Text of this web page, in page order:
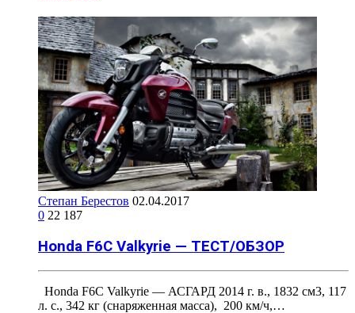
Степан Берестов 02.04.2017
0 22 187
Honda F6C Valkyrie — ТЕСТ/ОБЗОР
Honda F6C Valkyrie — АСГАРД 2014 г. в., 1832 см3, 117
л. с., 342 кг (снаряженная масса), 200 км/ч,…